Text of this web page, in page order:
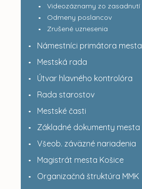
Videozáznamy zo zasadnutí
Odmeny poslancov
Zrušené uznesenia
Námestníci primátora mesta
Mestská rada
Útvar hlavného kontrolóra
Rada starostov
Mestské časti
Základné dokumenty mesta
Všeob. záväzné nariadenia
Magistrát mesta Košice
Organizačná štruktúra MMK